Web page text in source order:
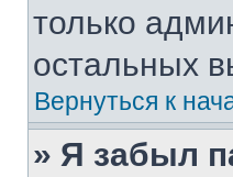
только
остальных
Вернуться к
» Я забыл